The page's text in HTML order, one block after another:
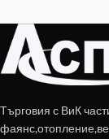
Търговия с ВиК